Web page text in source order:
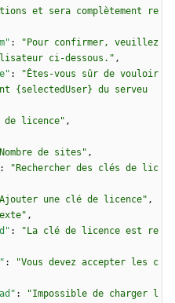
et sera complètement re
:
"Pour confirmer, veuillez
ci-dessous." ,
:
"Êtes-vous sûr de vouloir
{selectedUser} du serveu
de licence" ,
de sites" ,
:
"Rechercher des clés de lic
une clé de licence" ,
,
:
"La clé de licence est re
:
"Vous devez accepter les c
:
"Impossible de charger l